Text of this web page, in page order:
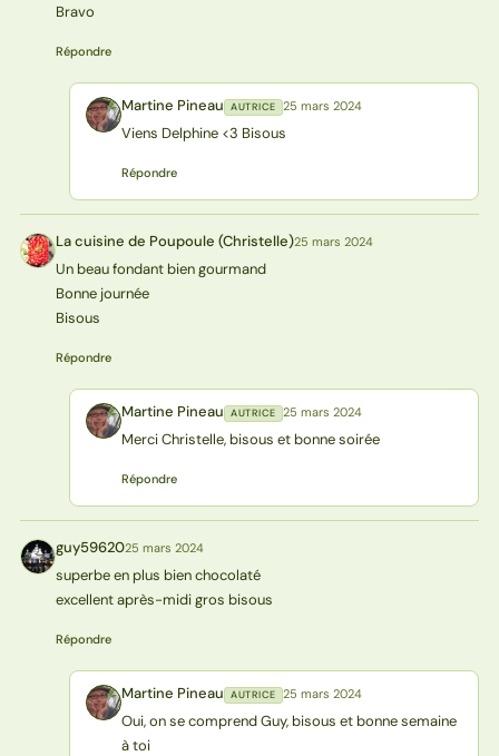
Bravo
Répondre
MP Martine Pineau AUTRICE 25 mars 2024
Viens Delphine <3 Bisous
Répondre
L( La cuisine de Poupoule (Christelle)25 mars 2024
Un beau fondant bien gourmand
Bonne journée
Bisous
Répondre
MP Martine Pineau AUTRICE 25 mars 2024
Merci Christelle, bisous et bonne soirée
Répondre
G guy5962025 mars 2024
superbe en plus bien chocolaté
excellent après-midi gros bisous
Répondre
MP Martine Pineau AUTRICE 25 mars 2024
Oui, on se comprend Guy, bisous et bonne semaine
à toi